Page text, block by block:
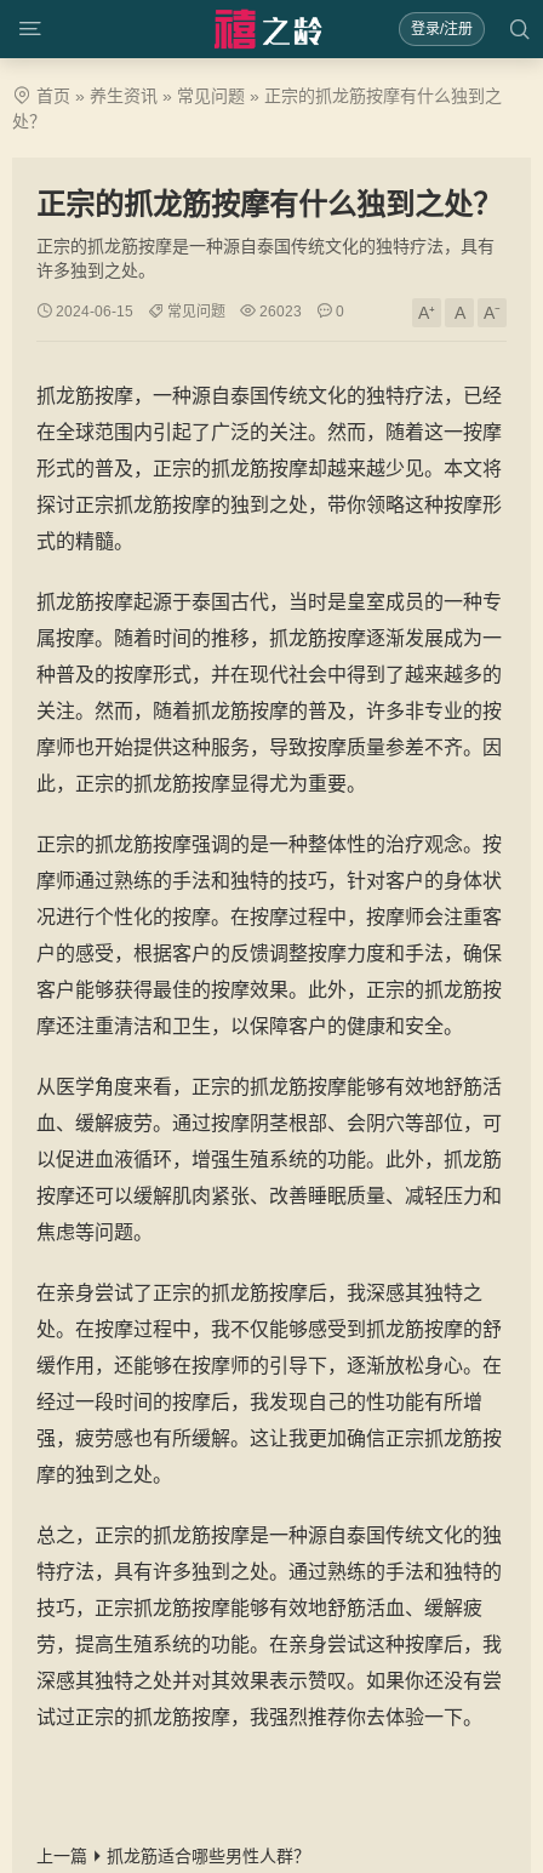
登录/注册
首页 » 养生资讯 » 常见问题 » 正宗的抓龙筋按摩有什么独到之
处？
正宗的抓龙筋按摩有什么独到之处？
正宗的抓龙筋按摩是一种源自泰国传统文化的独特疗法，具有
许多独到之处。
2024-06-15 常见问题 26023 0 A⁺ A A⁻
抓龙筋按摩，一种源自泰国传统文化的独特疗法，已经
在全球范围内引起了广泛的关注。然而，随着这一按摩
形式的普及，正宗的抓龙筋按摩却越来越少见。本文将
探讨正宗抓龙筋按摩的独到之处，带你领略这种按摩形
式的精髓。
抓龙筋按摩起源于泰国古代，当时是皇室成员的一种专
属按摩。随着时间的推移，抓龙筋按摩逐渐发展成为一
种普及的按摩形式，并在现代社会中得到了越来越多的
关注。然而，随着抓龙筋按摩的普及，许多非专业的按
摩师也开始提供这种服务，导致按摩质量参差不齐。因
此，正宗的抓龙筋按摩显得尤为重要。
正宗的抓龙筋按摩强调的是一种整体性的治疗观念。按
摩师通过熟练的手法和独特的技巧，针对客户的身体状
况进行个性化的按摩。在按摩过程中，按摩师会注重客
户的感受，根据客户的反馈调整按摩力度和手法，确保
客户能够获得最佳的按摩效果。此外，正宗的抓龙筋按
摩还注重清洁和卫生，以保障客户的健康和安全。
从医学角度来看，正宗的抓龙筋按摩能够有效地舒筋活
血、缓解疲劳。通过按摩阴茎根部、会阴穴等部位，可
以促进血液循环，增强生殖系统的功能。此外，抓龙筋
按摩还可以缓解肌肉紧张、改善睡眠质量、减轻压力和
焦虑等问题。
在亲身尝试了正宗的抓龙筋按摩后，我深感其独特之
处。在按摩过程中，我不仅能够感受到抓龙筋按摩的舒
缓作用，还能够在按摩师的引导下，逐渐放松身心。在
经过一段时间的按摩后，我发现自己的性功能有所增
强，疲劳感也有所缓解。这让我更加确信正宗抓龙筋按
摩的独到之处。
总之，正宗的抓龙筋按摩是一种源自泰国传统文化的独
特疗法，具有许多独到之处。通过熟练的手法和独特的
技巧，正宗抓龙筋按摩能够有效地舒筋活血、缓解疲
劳，提高生殖系统的功能。在亲身尝试这种按摩后，我
深感其独特之处并对其效果表示赞叹。如果你还没有尝
试过正宗的抓龙筋按摩，我强烈推荐你去体验一下。
上一篇
抓龙筋适合哪些男性人群？